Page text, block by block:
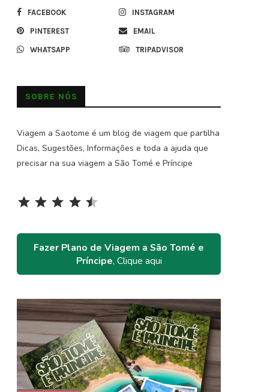
FACEBOOK INSTAGRAM
PINTEREST EMAIL
WHATSAPP TRIPADVISOR
SOBRE NÓS
Viagem a Saotome é um blog de viagem que partilha
Dicas, Sugestões, Informações e toda a ajuda que
precisar na sua viagem a São Tomé e Príncipe
⭐⭐⭐ ⭐⭐
Fazer Plano de Viagem a São Tomé e
Príncipe, Clique aqui